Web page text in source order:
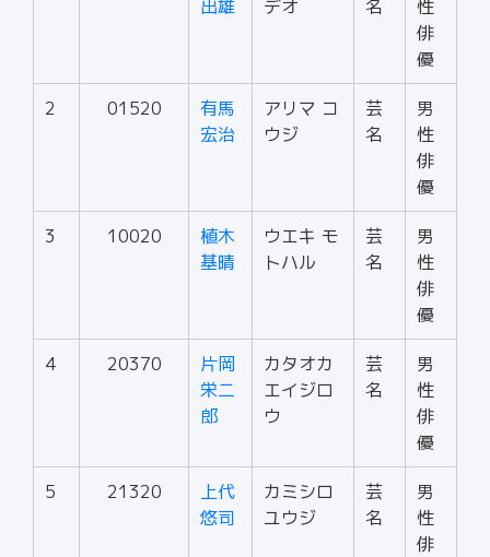
出雄
デオ
名
性
俳
優
2 01520
有馬
宏治
アリマ コ
ウジ
芸
名
男
性
俳
優
3 10020
植木
基晴
ウエキ モ
トハル
芸
名
男
性
俳
優
4 20370
片岡
栄二
郎
カタオカ
エイジロ
ウ
芸
名
男
性
俳
優
5 21320
上代
悠司
カミシロ
ユウジ
芸
名
男
性
俳